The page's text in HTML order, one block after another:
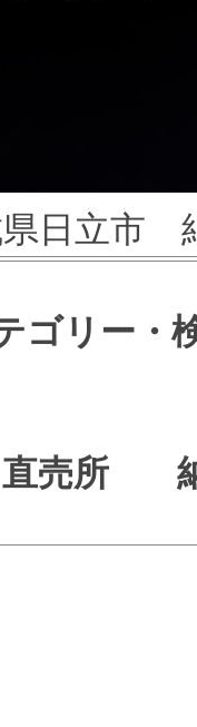
県日立市
ゴリー・
直売所